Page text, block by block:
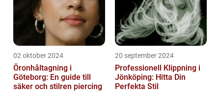
02 oktober 2024
Öronhåltagning i
Göteborg: En guide till
säker och stilren piercing
20 september 2024
Professionell Klippning i
Jönköping: Hitta Din
Perfekta Stil